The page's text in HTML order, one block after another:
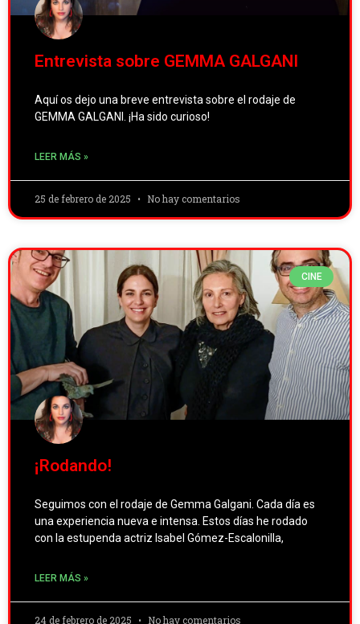
Entrevista sobre GEMMA GALGANI
Aquí os dejo una breve entrevista sobre el rodaje de
GEMMA GALGANI. ¡Ha sido curioso!
LEER MÁS »
25 de febrero de 2025 No hay comentarios
CINE
¡Rodando!
Seguimos con el rodaje de Gemma Galgani. Cada día es
una experiencia nueva e intensa. Estos días he rodado
con la estupenda actriz Isabel Gómez-Escalonilla,
LEER MÁS »
24 de febrero de 2025 No hay comentarios